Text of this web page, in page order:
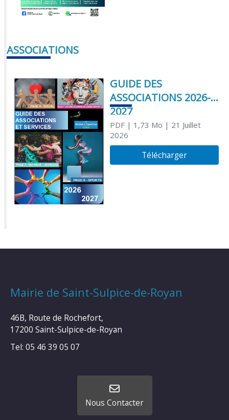
ASSOCIATIONS
GUIDE DES
ASSOCIATIONS 2026-
2027
PDF| 1,73 Mo | 21 Juillet
2026
Télécharger
Mairie de Saint-Sulpice-de-Royan
46B, Route de Rochefort,
17200 Saint-Sulpice-de-Royan
Tel: 05 46 39 05 07
Nous Contacter